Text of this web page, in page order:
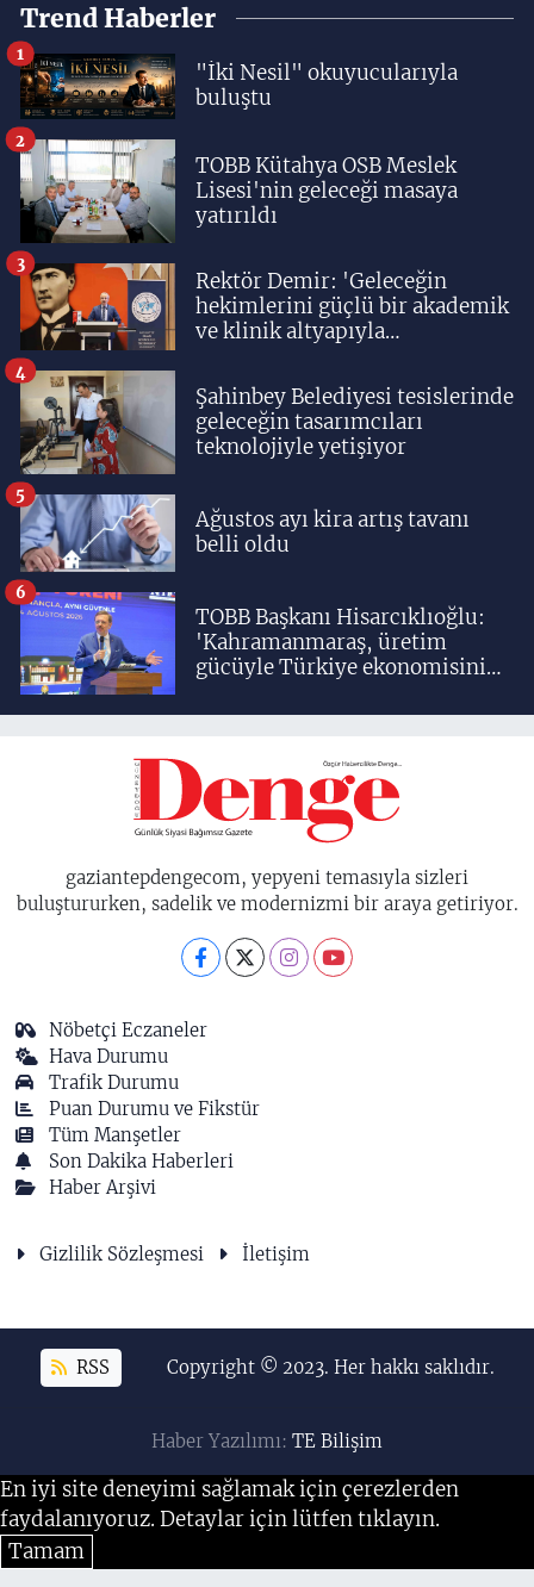
Trend Haberler
"İki Nesil" okuyucularıyla
buluştu
1
TOBB Kütahya OSB Meslek
Lisesi'nin geleceği masaya
yatırıldı
2
Rektör Demir: 'Geleceğin
hekimlerini güçlü bir akademik
ve klinik altyapıyla
3
Şahinbey Belediyesi tesislerinde
geleceğin tasarımcıları
teknolojiyle yetişiyor
4
Ağustos ayı kira artış tavanı
belli oldu
5
TOBB Başkanı Hisarcıklıoğlu:
'Kahramanmaraş, üretim
gücüyle Türkiye ekonomisinin
birisidir'
6
gaziantepdengecom, yepyeni temasıyla sizleri
buluştururken, sadelik ve modernizmi bir araya getiriyor.
Nöbetçi Eczaneler
Hava Durumu
Trafik Durumu
Puan Durumu ve Fikstür
Tüm Manşetler
Son Dakika Haberleri
Haber Arşivi
Gizlilik Sözleşmesi İletişim
RSS Copyright © 2023. Her hakkı saklıdır.
Haber Yazılımı: TE Bilişim
En iyi site deneyimi sağlamak için çerezlerden
faydalanıyoruz. Detaylar için lütfen tıklayın.
Tamam